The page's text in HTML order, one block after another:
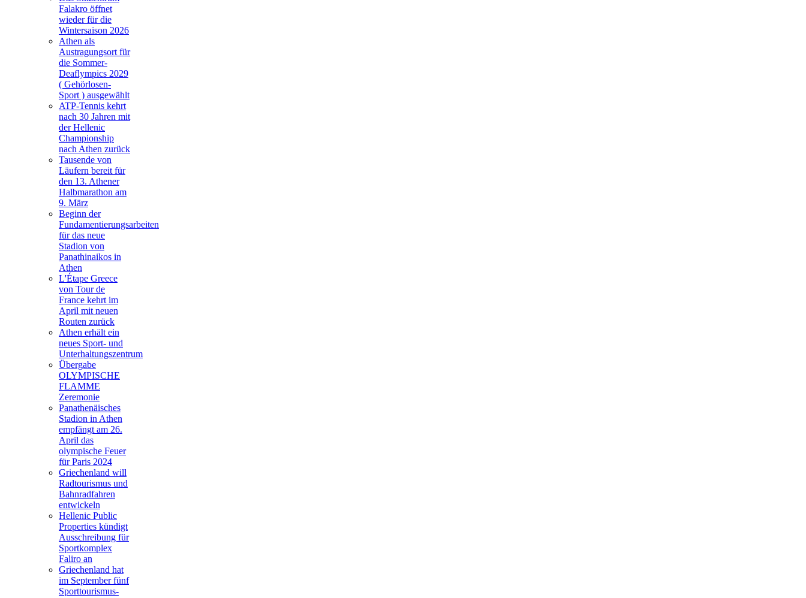
Falakro öffnet
wieder für die
Wintersaison 2026
Athen als
Austragungsort für
die Sommer-
Deaflympics 2029
( Gehörlosen-
Sport ) ausgewählt
ATP-Tennis kehrt
nach 30 Jahren mit
der Hellenic
Championship
nach Athen zurück
Tausende von
Läufern bereit für
den 13. Athener
Halbmarathon am
9. März
Beginn der
Fundamentierungsarbeiten
für das neue
Stadion von
Panathinaikos in
Athen
L'Étape Greece
von Tour de
France kehrt im
April mit neuen
Routen zurück
Athen erhält ein
neues Sport- und
Unterhaltungszentrum
Übergabe
OLYMPISCHE
FLAMME
Zeremonie
Panathenäisches
Stadion in Athen
empfängt am 26.
April das
olympische Feuer
für Paris 2024
Griechenland will
Radtourismus und
Bahnradfahren
entwickeln
Hellenic Public
Properties kündigt
Ausschreibung für
Sportkomplex
Faliro an
Griechenland hat
im September fünf
Sporttourismus-